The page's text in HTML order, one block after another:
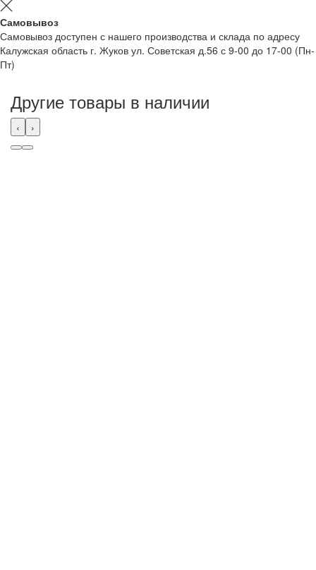
Самовывоз
Самовывоз доступен с нашего производства и склада по адресу
Калужская область г. Жуков ул. Советская д.56 с 9-00 до 17-00 (Пн-
Пт)
Другие товары в наличии
‹ ›